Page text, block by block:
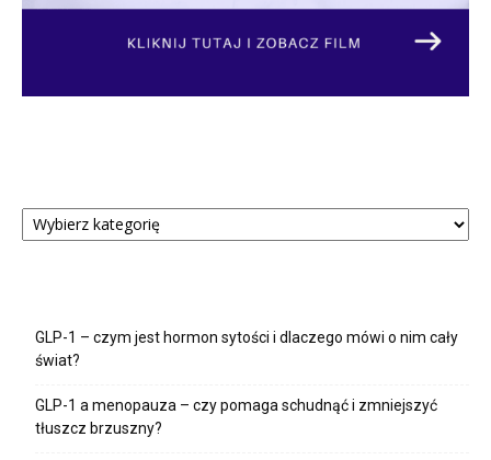
Kategorie
GLP-1 – czym jest hormon sytości i dlaczego mówi o nim cały
świat?
GLP-1 a menopauza – czy pomaga schudnąć i zmniejszyć
tłuszcz brzuszny?